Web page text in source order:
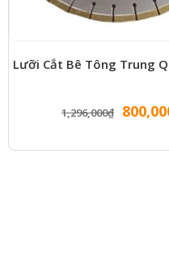
Lưỡi Cắt Bê Tông Trung
1,296,000₫
Giá
là: